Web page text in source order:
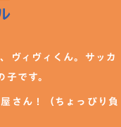
ヴィヴィくん。サッカ
子です。
さん！（ちょっぴり負